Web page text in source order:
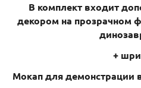
В комплект входит
декором на прозрачном
+
Мокап для демонстрации